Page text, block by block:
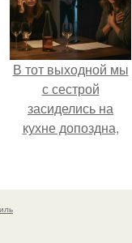
В тот выходной мы
с сестрой
засиделись на
кухне допоздна,
лёгкое вино.